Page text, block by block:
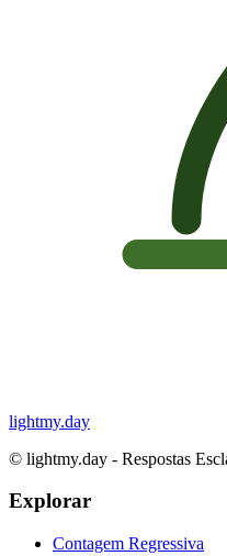
lightmy.day
© lightmy.day - Respostas
Explorar
Contagem Regressiva